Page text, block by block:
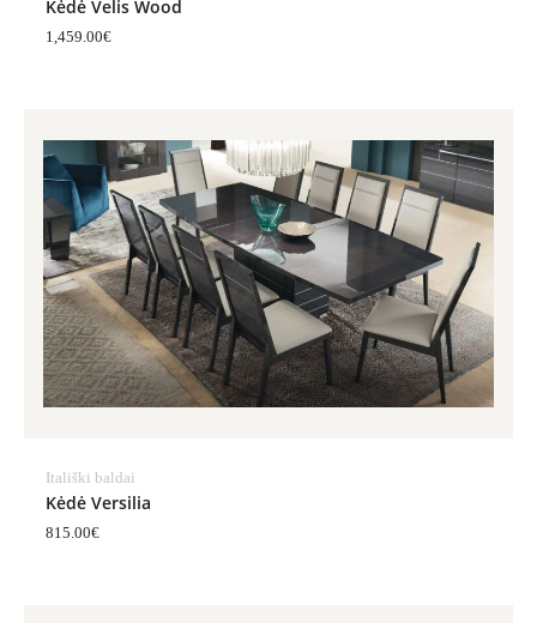
Kėdė Velis Wood
1,459.00€
Itališki baldai
Kėdė Versilia
815.00€